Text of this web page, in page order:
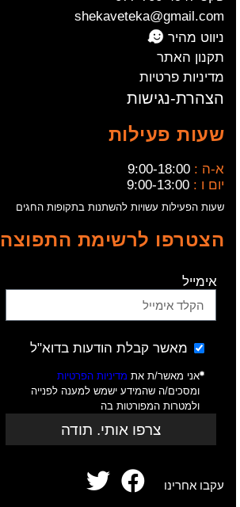
shekaveteka@gmail.com
ניווט מהיר
תקנון האתר
מדיניות פרטיות
הצהרת-נגישות
שעות פעילות
א-ה : 9:00-18:00
יום ו : 9:00-13:00
שעות הפעילות עשויות להשתנות בתקופות החגים
הצטרפו לרשימת התפוצה
אימייל
מאשר קבלת הודעות בדוא"ל
אני מאשר/ת את מדיניות הפרטיות
ומסכים/ה שהמידע ישמש למענה לפנייה
ולמטרות המפורטות בה
צרפו אותי. תודה
עקבו אחרינו